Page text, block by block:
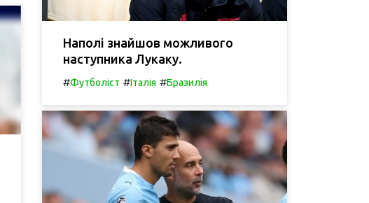
Наполі знайшов можливого
наступника Лукаку.
#Футболіст #Італія #Бразилія